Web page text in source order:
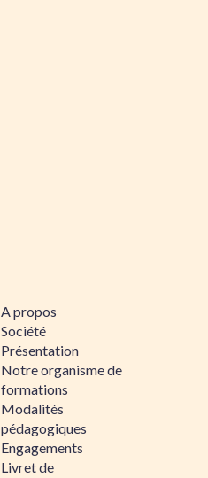
A propos
Société
Présentation
Notre organisme de
formations
Modalités
pédagogiques
Engagements
Livret de